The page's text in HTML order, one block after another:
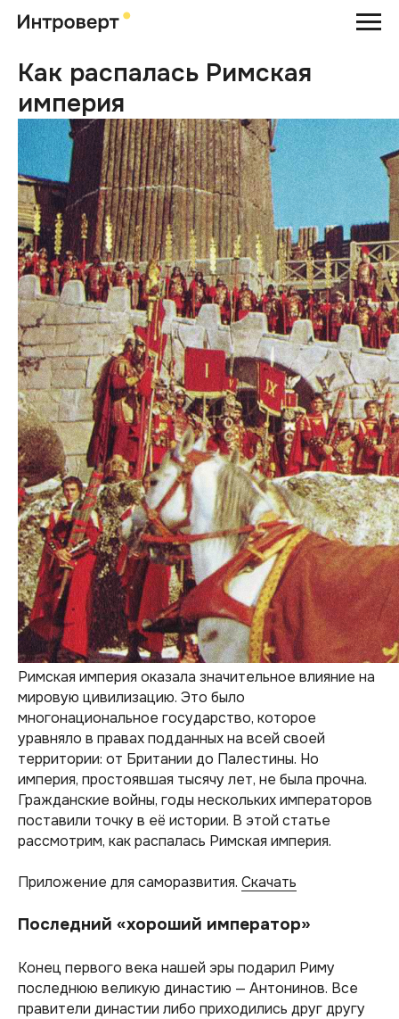
Как распалась Римская
империя
Римская империя оказала значительное влияние на
мировую цивилизацию. Это было
многонациональное государство, которое
уравняло в правах подданных на всей своей
территории: от Британии до Палестины. Но
империя, простоявшая тысячу лет, не была прочна.
Гражданские войны, годы нескольких императоров
поставили точку в её истории. В этой статье
рассмотрим, как распалась Римская империя.
Приложение для саморазвития. Скачать
Последний «хороший император»
Конец первого века нашей эры подарил Риму
последнюю великую династию — Антонинов. Все
правители династии либо приходились друг другу